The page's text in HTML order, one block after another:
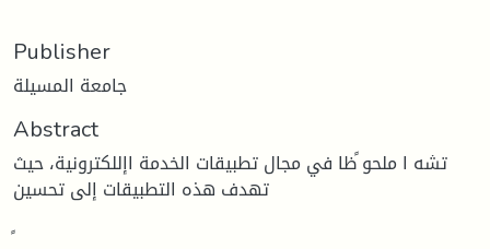
Publisher
جامعة المسيلة
Abstract
تشه ا ملحو ًظا في مجال تطبيقات الخدمة اإللكترونية، حيث
تهدف هذه التطبيقات إلى تحسين